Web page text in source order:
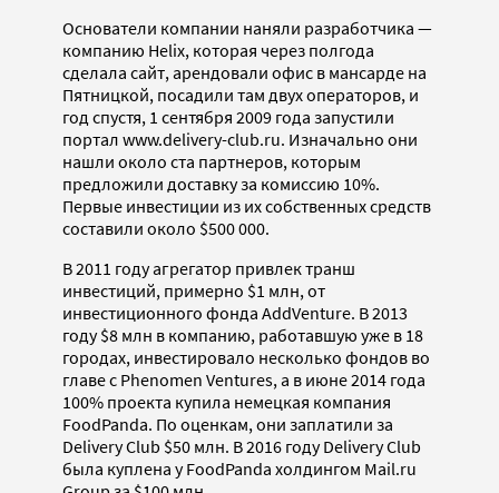
Основатели компании наняли разработчика —
компанию Helix, которая через полгода
сделала сайт, арендовали офис в мансарде на
Пятницкой, посадили там двух операторов, и
год спустя, 1 сентября 2009 года запустили
портал www.delivery-club.ru. Изначально они
нашли около ста партнеров, которым
предложили доставку за комиссию 10%.
Первые инвестиции из их собственных средств
составили около $500 000.
В 2011 году агрегатор привлек транш
инвестиций, примерно $1 млн, от
инвестиционного фонда AddVenture. В 2013
году $8 млн в компанию, работавшую уже в 18
городах, инвестировало несколько фондов во
главе с Phenomen Ventures, а в июне 2014 года
100% проекта купила немецкая компания
FoodPanda. По оценкам, они заплатили за
Delivery Club $50 млн. В 2016 году Delivery Club
была куплена у FoodPanda холдингом Mail.ru